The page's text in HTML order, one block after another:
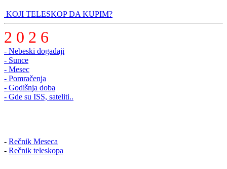
KOJI TELESKOP DA KUPIM?
2 0 2 6
- Nebeski događaji
- Sunce
- Mesec
- Pomračenja
- Godišnja doba
- Gde su ISS, sateliti..
- Rečnik Meseca
- Rečnik teleskopa